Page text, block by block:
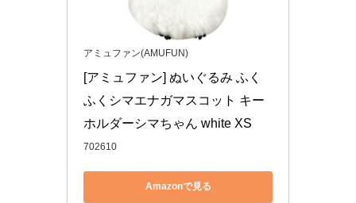
アミュファン(AMUFUN)
[アミュファン] ぬいぐるみ ふく
ふくシマエナガマスコット キー
ホルダーシマちゃん white XS
702610
Amazonで見る